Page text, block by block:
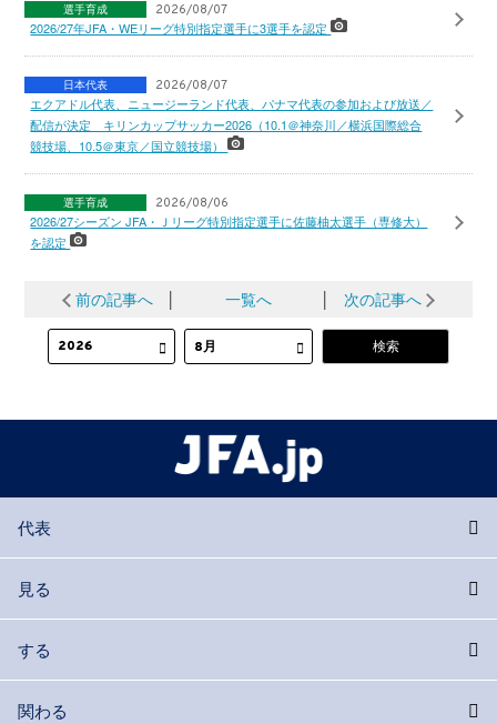
選手育成 2026/08/07
2026/27年JFA・WEリーグ特別指定選手に3選手を認定
日本代表 2026/08/07
エクアドル代表、ニュージーランド代表、パナマ代表の参加および放送／
配信が決定 キリンカップサッカー2026（10.1＠神奈川／横浜国際総合
競技場、10.5＠東京／国立競技場）
選手育成 2026/08/06
2026/27シーズン JFA・Ｊリーグ特別指定選手に佐藤柚太選手（専修大）
を認定
前の記事へ 一覧へ 次の記事へ
代表
見る
する
関わる